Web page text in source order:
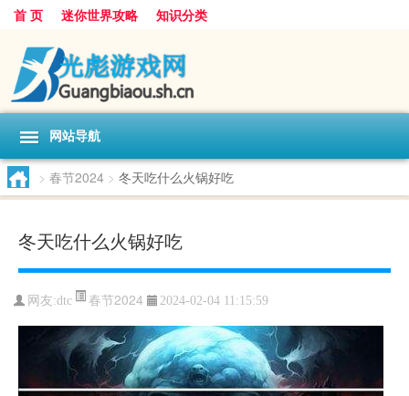
首 页 迷你世界攻略 知识分类
网站导航
> 春节2024 > 冬天吃什么火锅好吃
冬天吃什么火锅好吃
网友:dtc 春节2024 2024-02-04 11:15:59